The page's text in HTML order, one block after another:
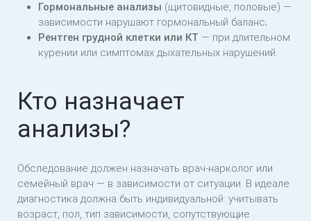
Гормональные анализы (щитовидные, половые) —
зависимости нарушают гормональный баланс;
Рентген грудной клетки или КТ — при длительном
курении или симптомах дыхательных нарушений.
Кто назначает
анализы?
Обследование должен назначать врач-нарколог или
семейный врач — в зависимости от ситуации. В идеале
диагностика должна быть индивидуальной: учитывать
возраст, пол, тип зависимости, сопутствующие